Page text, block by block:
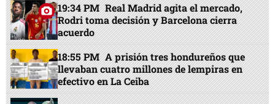
19:34 PM Real Madrid agita el mercado,
Rodri toma decisión y Barcelona cierra
acuerdo
18:55 PM A prisión tres hondureños que
llevaban cuatro millones de lempiras en
efectivo en La Ceiba